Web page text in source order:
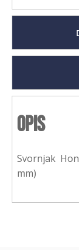
Opis
Svornjak
mm)